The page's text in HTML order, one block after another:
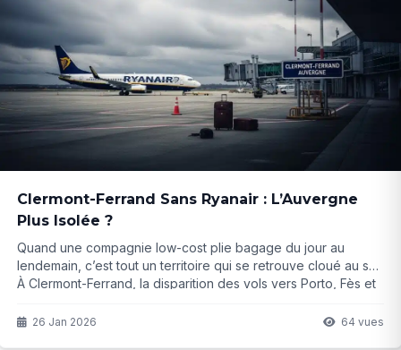
Clermont-Ferrand Sans Ryanair : L’Auvergne
Plus Isolée ?
Quand une compagnie low-cost plie bagage du jour au
lendemain, c’est tout un territoire qui se retrouve cloué au sol.
À Clermont-Ferrand, la disparition des vols vers Porto, Fès et
de cette spirale d’isolement ? La réponse pourrait bien être
26 Jan 2026 64 vues